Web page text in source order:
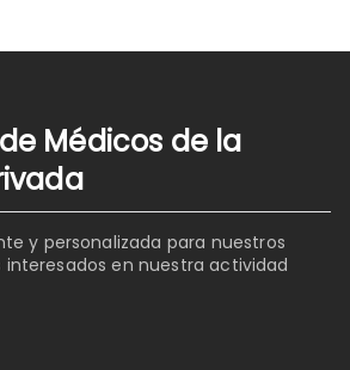
Médicos de la
y personalizada para nuestros
interesados en nuestra actividad